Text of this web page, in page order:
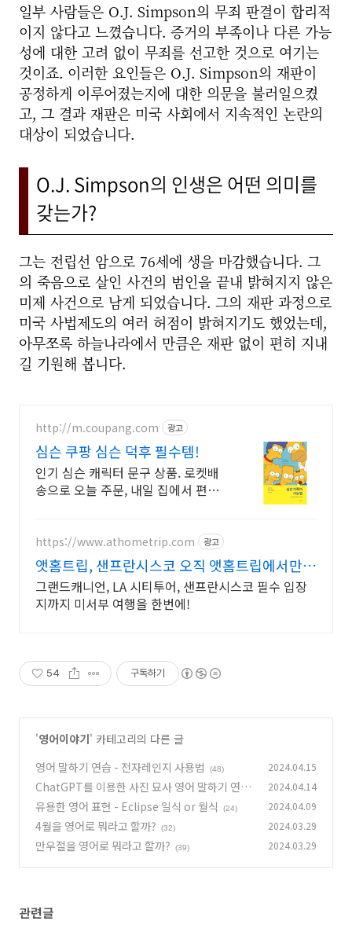
일부 사람들은 O.J. Simpson의 무죄 판결이 합리적
이지 않다고 느꼈습니다. 증거의 부족이나 다른 가능
성에 대한 고려 없이 무죄를 선고한 것으로 여기는
것이죠. 이러한 요인들은 O.J. Simpson의 재판이
공정하게 이루어졌는지에 대한 의문을 불러일으켰
고, 그 결과 재판은 미국 사회에서 지속적인 논란의
대상이 되었습니다.
O.J. Simpson의 인생은 어떤 의미를
갖는가?
그는 전립선 암으로 76세에 생을 마감했습니다. 그
의 죽음으로 살인 사건의 범인을 끝내 밝혀지지 않은
미제 사건으로 남게 되었습니다. 그의 재판 과정으로
미국 사법제도의 여러 허점이 밝혀지기도 했었는데,
아무쪼록 하늘나라에서 만큼은 재판 없이 편히 지내
길 기원해 봅니다.
http://m.coupang.com 광고
심슨 쿠팡 심슨 덕후 필수템!
인기 심슨 캐릭터 문구 상품. 로켓배
송으로 오늘 주문, 내일 집에서 편리
보세요.
https://www.athometrip.com 광고
앳홈트립, 샌프란시스코 오직 앳홈트립에서만
가능한
그랜드캐니언, LA 시티투어, 샌프란시스코 필수 입장
지까지 미서부 여행을 한번에!
54 구독하기
'영어이야기' 카테고리의 다른 글
영어 말하기 연습 - 전자레인지 사용법
(48) 2024.04.15
ChatGPT를 이용한 사진 묘사 영어 말하기 연습
(43)
2024.04.14
유용한 영어 표현 - Eclipse 일식 or 월식 (24) 2024.04.09
4월을 영어로 뭐라고 할까? (32) 2024.03.29
만우절을 영어로 뭐라고 할까? (39) 2024.03.29
관련글